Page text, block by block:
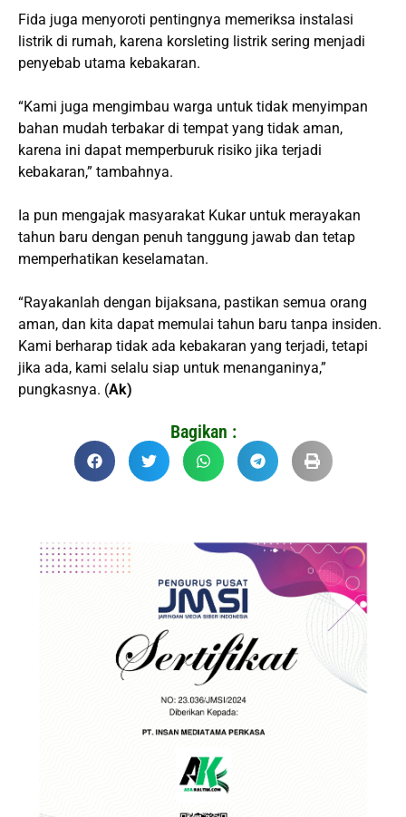
Fida juga menyoroti pentingnya memeriksa instalasi
listrik di rumah, karena korsleting listrik sering menjadi
penyebab utama kebakaran.
“Kami juga mengimbau warga untuk tidak menyimpan
bahan mudah terbakar di tempat yang tidak aman,
karena ini dapat memperburuk risiko jika terjadi
kebakaran,” tambahnya.
Ia pun mengajak masyarakat Kukar untuk merayakan
tahun baru dengan penuh tanggung jawab dan tetap
memperhatikan keselamatan.
“Rayakanlah dengan bijaksana, pastikan semua orang
aman, dan kita dapat memulai tahun baru tanpa insiden.
Kami berharap tidak ada kebakaran yang terjadi, tetapi
jika ada, kami selalu siap untuk menanganinya,”
pungkasnya. (Ak)
Bagikan :